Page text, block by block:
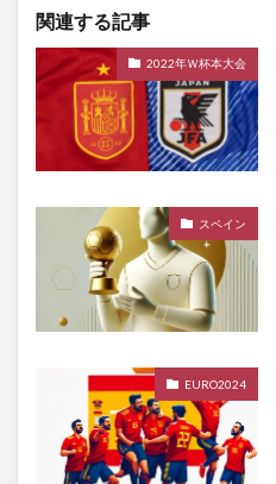
関連する記事
2022年Ｗ杯本大会
スペイン
EURO2024